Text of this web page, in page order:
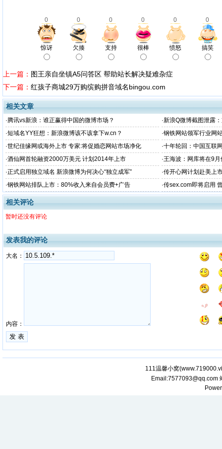
0 0 0 0 0 0
惊讶 欠揍 支持 很棒 愤怒 搞笑
上一篇： 图王亲自坐镇A5问答区 帮助站长解决疑难杂症
下一篇： 红孩子商城29万购缤购拼音域名bingou.com
相关文章
·腾讯vs新浪：谁正赢得中国的微博市场？ ·新浪Q微博截图泄露
·短域名YY狂想：新浪微博该不该拿下w.cn？ ·钢铁网站领军行业网
·世纪佳缘网或海外上市 专家:将促婚恋网站市场净化 ·十年轮回：中国互联
·酒仙网首轮融资2000万美元 计划2014年上市 ·王海波：网库将在9月
·正式启用独立域名 新浪微博为何决心“独立成军” ·传开心网计划赴美上
·钢铁网站排队上市：80%收入来自会员费+广告 ·传sex.com即将启用
相关评论
暂时还没有评论
发表我的评论
大名：
内容：
111温馨小窝(
Email:7577093@qq.com